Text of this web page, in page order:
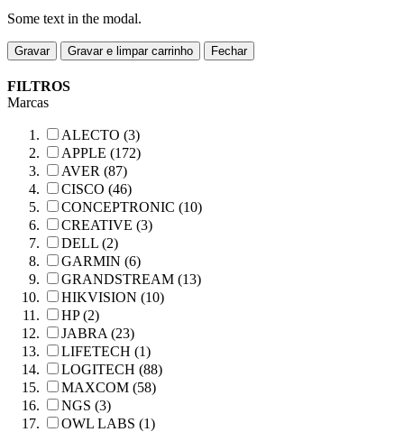
Some text in the modal.
Gravar Gravar e limpar carrinho Fechar
FILTROS
Marcas
ALECTO (3)
APPLE (172)
AVER (87)
CISCO (46)
CONCEPTRONIC (10)
CREATIVE (3)
DELL (2)
GARMIN (6)
GRANDSTREAM (13)
HIKVISION (10)
HP (2)
JABRA (23)
LIFETECH (1)
LOGITECH (88)
MAXCOM (58)
NGS (3)
OWL LABS (1)